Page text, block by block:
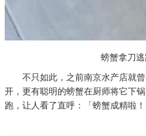
螃蟹拿刀逃
不只如此，之前南京水产店就
开，更有聪明的螃蟹在厨师将它下
跑，让人看了直呼：「螃蟹成精啦！